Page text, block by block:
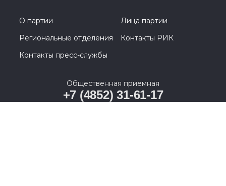
О партии
Лица партии
Региональные отделения
Контакты РИК
Контакты пресс-службы
Общественная приемная
+7 (4852) 31-61-17